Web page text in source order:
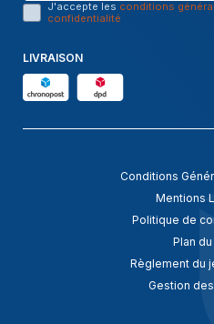
J'accepte les conditions
confidentialité
LIVRAISON
Conditions
Mentions
Politique de
Plan
Règlement du
Gestion